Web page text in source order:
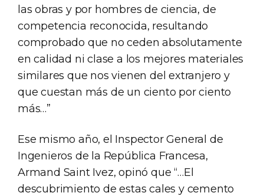
las obras y por hombres de ciencia, de
competencia reconocida, resultando
comprobado que no ceden absolutamente
en calidad ni clase a los mejores materiales
similares que nos vienen del extranjero y
que cuestan más de un ciento por ciento
más…”
Ese mismo año, el Inspector General de
Ingenieros de la República Francesa,
Armand Saint Ivez, opinó que “…El
descubrimiento de estas cales y cemento